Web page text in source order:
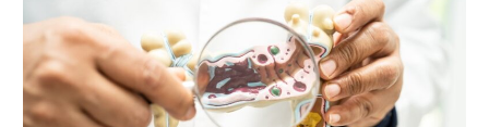
el
Colon:
Causas,
Síntomas